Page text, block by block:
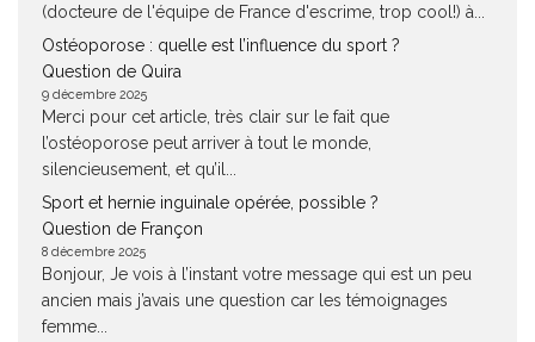
(docteure de l'équipe de France d'escrime, trop cool!) à...
Ostéoporose : quelle est l’influence du sport ?
Question de Quira
9 décembre 2025
Merci pour cet article, très clair sur le fait que
l’ostéoporose peut arriver à tout le monde,
silencieusement, et qu’il...
Sport et hernie inguinale opérée, possible ?
Question de Françon
8 décembre 2025
Bonjour, Je vois à l’instant votre message qui est un peu
ancien mais j’avais une question car les témoignages
femme...